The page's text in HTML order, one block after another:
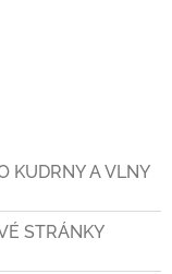
KUDRNY A VLNY
STRÁNKY